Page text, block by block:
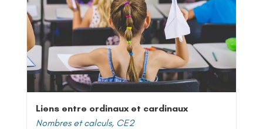
Liens entre ordinaux et cardinaux
Nombres et calculs, CE2